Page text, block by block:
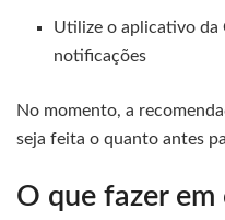
Utilize o aplicativo da
notificações
No momento, a
seja feita o quanto antes
O que fazer em